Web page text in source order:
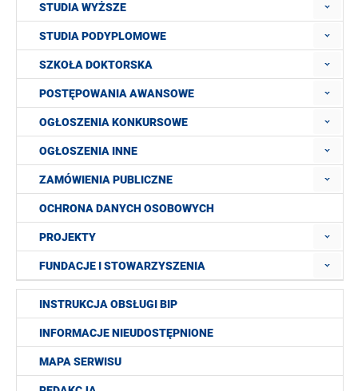
STUDIA WYŻSZE
STUDIA PODYPLOMOWE
SZKOŁA DOKTORSKA
POSTĘPOWANIA AWANSOWE
OGŁOSZENIA KONKURSOWE
OGŁOSZENIA INNE
ZAMÓWIENIA PUBLICZNE
OCHRONA DANYCH OSOBOWYCH
PROJEKTY
FUNDACJE I STOWARZYSZENIA
INSTRUKCJA OBSŁUGI BIP
INFORMACJE NIEUDOSTĘPNIONE
MAPA SERWISU